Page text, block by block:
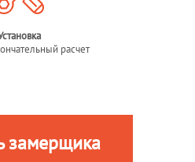
расчет
замерщика